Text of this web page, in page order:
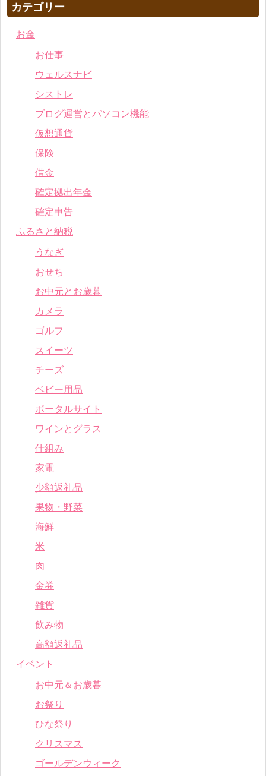
カテゴリー
お金
お仕事
ウェルスナビ
シストレ
ブログ運営とパソコン機能
仮想通貨
保険
借金
確定拠出年金
確定申告
ふるさと納税
うなぎ
おせち
お中元とお歳暮
カメラ
ゴルフ
スイーツ
チーズ
ベビー用品
ポータルサイト
ワインとグラス
仕組み
家電
少額返礼品
果物・野菜
海鮮
米
肉
金券
雑貨
飲み物
高額返礼品
イベント
お中元＆お歳暮
お祭り
ひな祭り
クリスマス
ゴールデンウィーク